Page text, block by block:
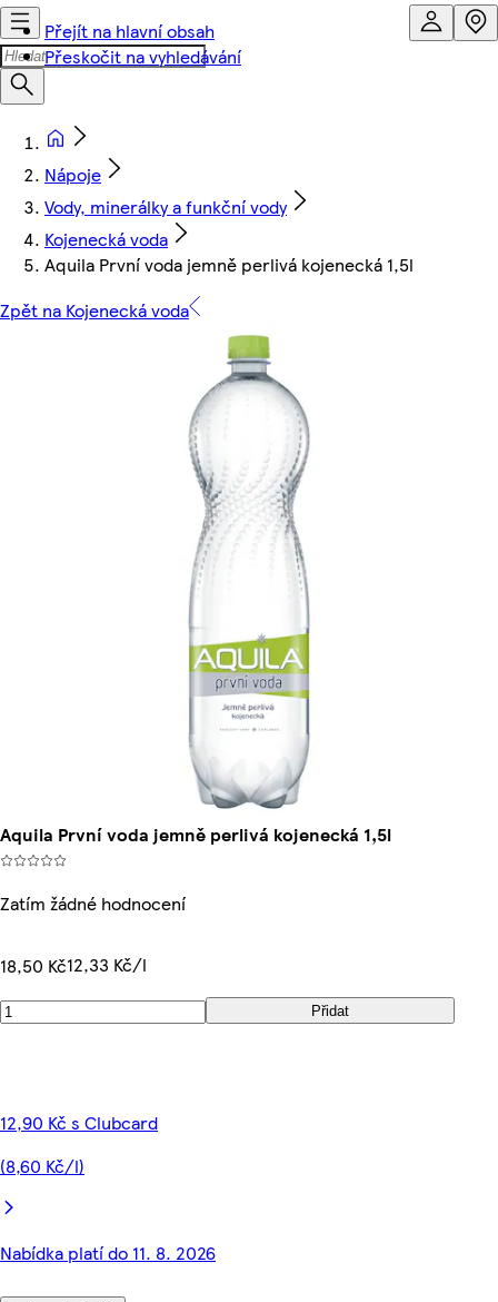
Přejít na hlavní obsah
Přeskočit na vyhledávání
Nápoje
Vody, minerálky a funkční vody
Kojenecká voda
Aquila První voda jemně perlivá kojenecká 1,5l
Zpět na Kojenecká voda
Aquila První voda jemně perlivá kojenecká 1,5l
Zatím žádné hodnocení
18,50 Kč12,33 Kč/l
Přidat
12,90 Kč s Clubcard
(8,60 Kč/l)
Nabídka platí do 11. 8. 2026